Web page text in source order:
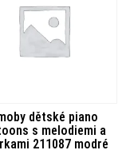
dětské piano
s melodiemi a
211087 modré